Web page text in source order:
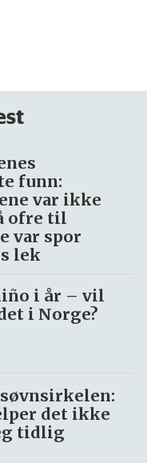
funn:
var ikke
ofre til
var spor
lek
i år – vil
i Norge?
det ikke
tidlig